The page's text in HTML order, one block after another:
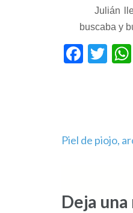
Julián
buscaba y
entradas
Piel de piojo,
Deja